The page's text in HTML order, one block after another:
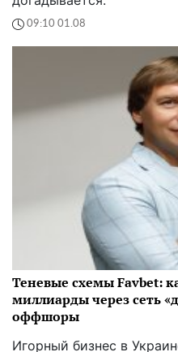
09:10 01.08
Теневые схемы Favbet:
миллиарды через сеть
оффшоры
Игорный бизнес в